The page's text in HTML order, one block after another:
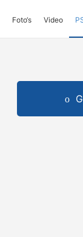
Foto‘s Video